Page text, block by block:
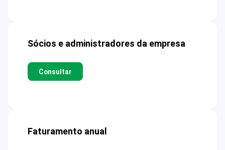
Sócios e administradores da empresa
Consultar
Faturamento anual